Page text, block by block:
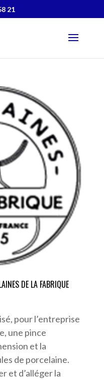
21
DE LA FABRIQUE
pour l’entreprise
une pince
et la
de porcelaine.
et d’alléger la